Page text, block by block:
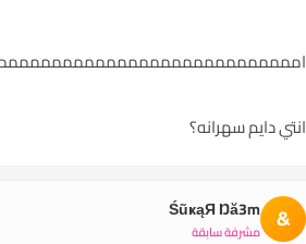
انتي دايم سهرانه؟
&
ŚũҝąЯ Ŋă3m
مشرفة سابقة